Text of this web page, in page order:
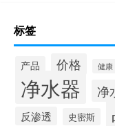
标签
产品 价格 健康
净水器 净
反渗透 史密斯